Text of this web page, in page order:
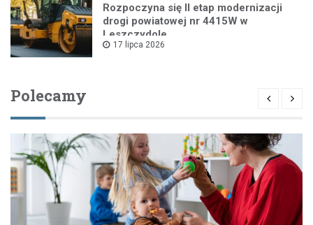
Rozpoczyna się II etap modernizacji
drogi powiatowej nr 4415W w
Leszczydole
17 lipca 2026
Polecamy